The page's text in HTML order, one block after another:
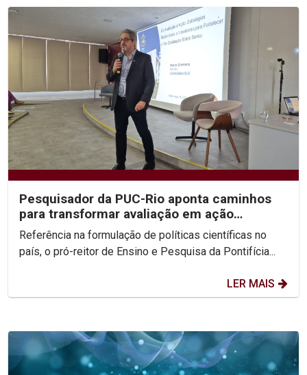
Pesquisador da PUC-Rio aponta caminhos
para transformar avaliação em ação
estratégica na...
Referência na formulação de políticas científicas no
país, o pró-reitor de Ensino e Pesquisa da Pontifícia...
LER MAIS